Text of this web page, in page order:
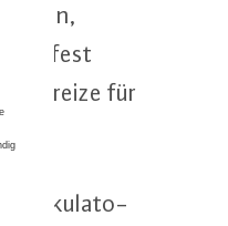
fest
für
kal­ku­la­to­